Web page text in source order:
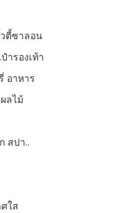
ตี้ซาลอน
ารองเท้า
อาหาร
ลไม้
สปา..
ใส